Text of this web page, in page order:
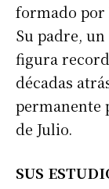
formado por
Su padre,
figura
décadas
permanente
de Julio.
SUS